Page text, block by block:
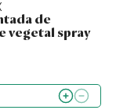
de
vegetal spray